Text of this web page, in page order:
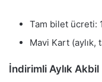
Tam bilet ücreti:
Mavi Kart (aylık,
İndirimli Aylık Akbil